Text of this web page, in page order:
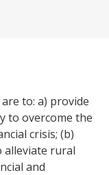
to: a) provide
to overcome the
crisis; (b)
alleviate rural
and